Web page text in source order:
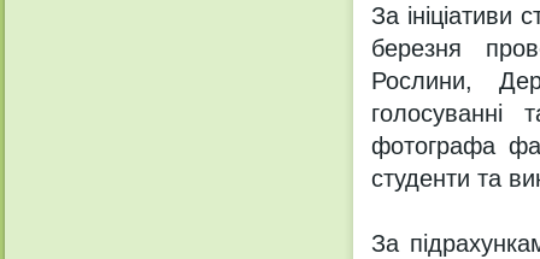
За ініціативи
березня
Рослини,
голосуванні
фотографа
студенти та
За